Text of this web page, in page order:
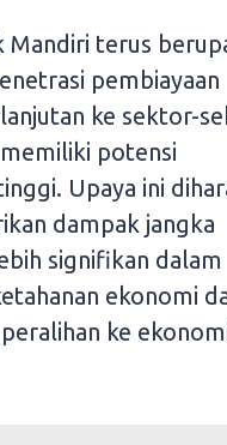
Mandiri terus
pembiayaan
ke sektor-
potensi
Upaya ini
dampak jangka
signifikan dalam
ekonomi
ke